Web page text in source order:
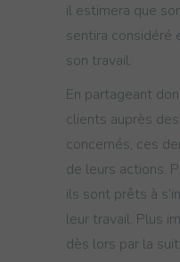
il estimera que
sentira considéré
son travail.
En partageant
clients auprès
concernés, ces
de leurs actions.
ils sont prêts à
leur travail. Plus
dès lors par la